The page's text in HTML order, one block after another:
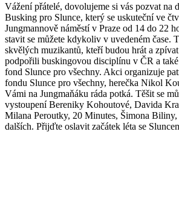
Vážení přátelé, dovolujeme si vás pozvat na
Busking pro Slunce, který se uskuteční ve
Jungmannově náměstí v Praze od 14 do 22
stavit se můžete kdykoliv v uvedeném čase.
skvělých muzikantů, kteří budou hrát a
podpořili buskingovou disciplínu v ČR a
fond Slunce pro všechny. Akci organizuje
fondu Slunce pro všechny, herečka Nikol
Vámi na Jungmaňáku ráda potká. Těšit se
vystoupení Bereniky Kohoutové, Davida
Milana Peroutky, 20 Minutes, Šimona
dalších. Přijďte oslavit začátek léta se